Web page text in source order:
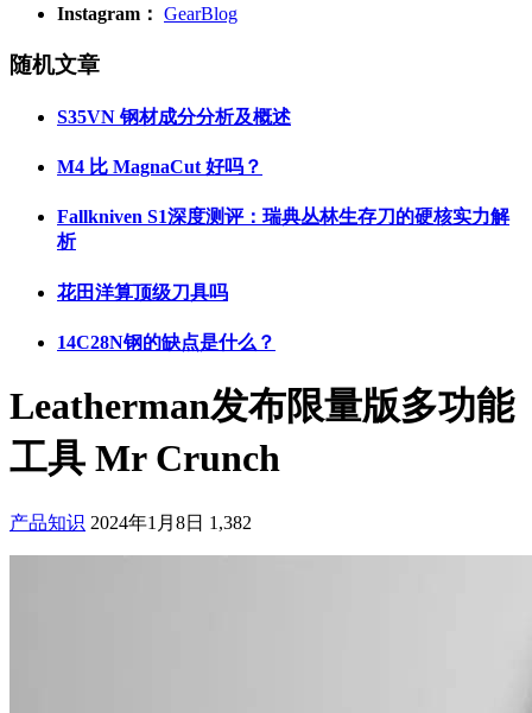
Instagram： GearBlog
随机文章
S35VN 钢材成分分析及概述
M4 比 MagnaCut 好吗？
Fallkniven S1深度测评：瑞典丛林生存刀的硬核实力解
析
花田洋算顶级刀具吗
14C28N钢的缺点是什么？
Leatherman发布限量版多功能
工具 Mr Crunch
产品知识 2024年1月8日 1,382